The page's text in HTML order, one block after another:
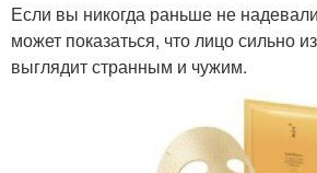
Если вы никогда раньше не
может показаться, что лицо сильно
выглядит странным и чужим.